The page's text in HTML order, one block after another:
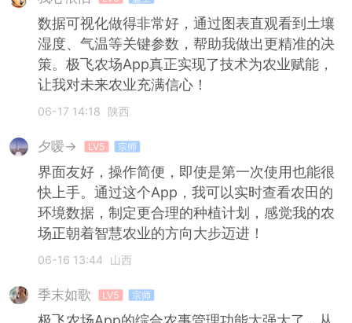
数据可视化做得非常好，通过图表直观看到土壤
湿度、气温等关键参数，帮助我做出更精准的决
策。极飞农场App真正实现了技术为农业赋能，
让我对未来农业充满信心！
06-17 14:18 陕西
夕嗳→ LV5 宗师
界面友好，操作简便，即使是第一次使用也能很
快上手。通过这个App，我可以实时查看农田的
环境数据，制定更合理的种植计划，感觉我的农
场正朝着智慧农业的方向大步迈进！
06-16 13:44 山西
季末如歌 LV5 宗师